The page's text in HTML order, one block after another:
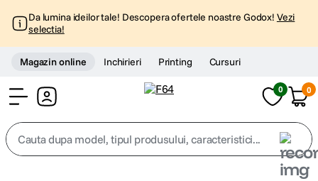
Da lumina ideilor tale! Descopera ofertele noastre Godox! Vezi
selectia!
Magazin online Inchirieri Printing Cursuri
0 0
Cauta dupa model, tipul produsului, caracteristici...